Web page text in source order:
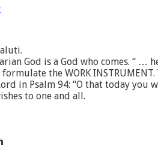
God is a God who comes. “ …
the WORK
in Psalm 94: “O that today
to one and all.